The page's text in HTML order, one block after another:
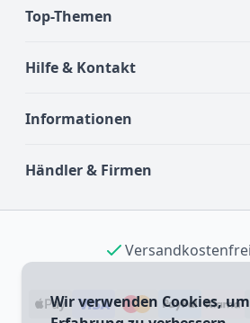
Wir verwenden Cookies,
Top-Themen
Hilfe & Kontakt
Informationen
Händler & Firmen